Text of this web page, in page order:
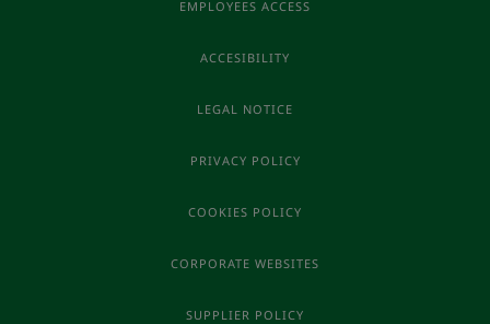
EMPLOYEES ACCESS
ACCESIBILITY
LEGAL NOTICE
PRIVACY POLICY
COOKIES POLICY
CORPORATE WEBSITES
SUPPLIER POLICY